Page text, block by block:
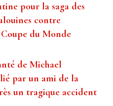
pour la saga des
contre
du Monde
de Michael
par un ami de la
un tragique accident